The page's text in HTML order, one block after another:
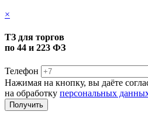
×
ТЗ для торгов
по 44 и 223 ФЗ
Телефон
Нажимая на кнопку, вы даёте
на обработку персональных